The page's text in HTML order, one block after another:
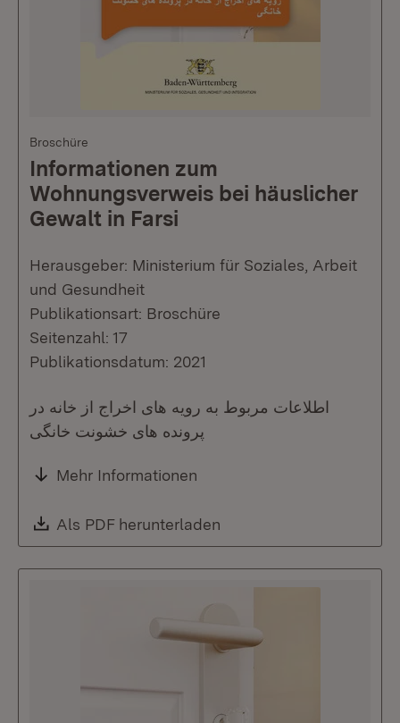
Broschüre
Informationen zum
Wohnungsverweis bei häuslicher
Gewalt in Farsi
Herausgeber: Ministerium für Soziales, Arbeit
und Gesundheit
Publikationsart: Broschüre
Seitenzahl: 17
Publikationsdatum: 2021
اطلاعات مربوط به رویه های اخراج از خانه در
پرونده های خشونت خانگی
Mehr Informationen
Download:
Als PDF herunterladen